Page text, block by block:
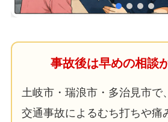
事故後は早めの相談
土岐市・瑞浪市・多治見市で、
交通事故によるむち打ちや痛